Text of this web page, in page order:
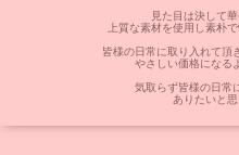
見た目は決して
上質な素材を使用し素朴
皆様の日常に取り入れて頂
やさしい価格になる
気取らず皆様の日常
ありたいと思